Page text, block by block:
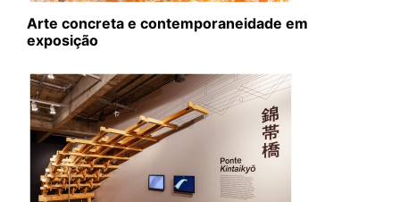
Arte concreta e contemporaneidade em
exposição